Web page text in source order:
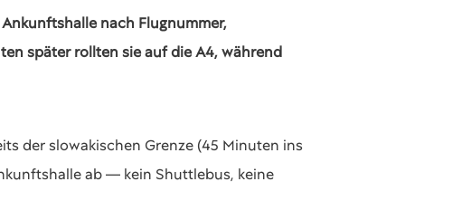
nach Flugnummer,
später rollten sie auf die A4, während
der slowakischen Grenze (45 Minuten ins
ab — kein Shuttlebus, keine